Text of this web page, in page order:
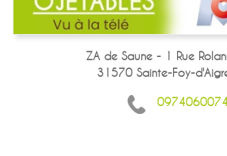
ZA de Saune - 1 Rue
31570 Sainte-Foy-
0974060074